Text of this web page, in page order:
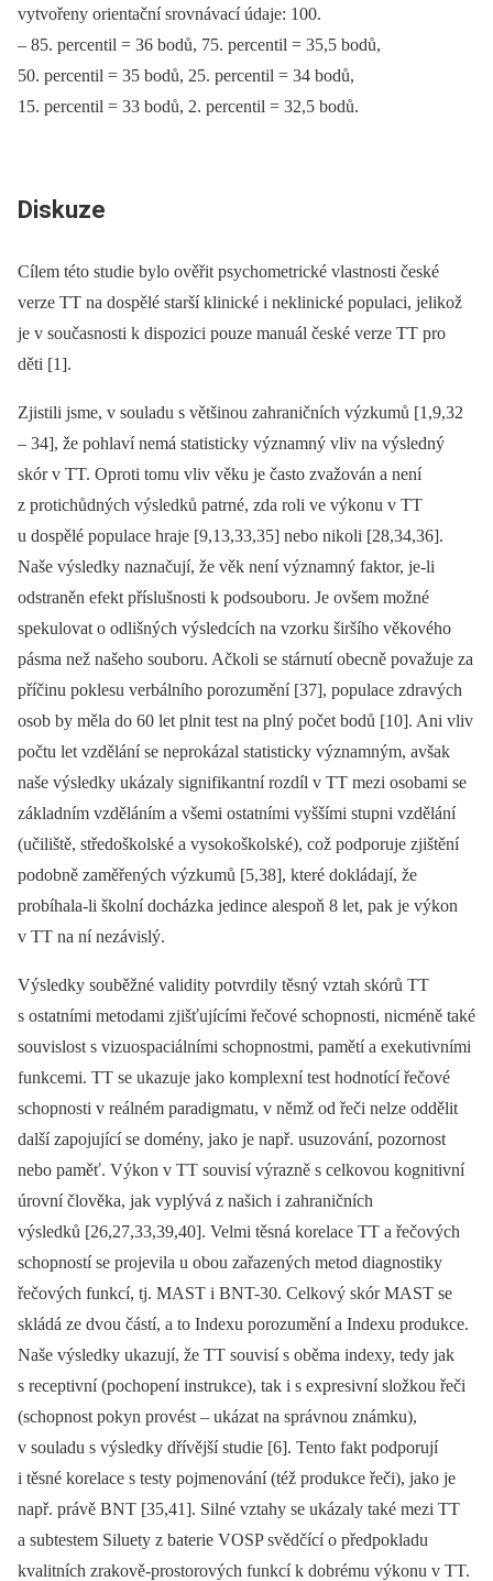
vytvořeny orientační srovnávací údaje: 100.
–⁠ 85. percentil = 36 bodů, 75. percentil = 35,5 bodů,
50. percentil = 35 bodů, 25. percentil = 34 bodů,
15. percentil = 33 bodů, 2. percentil = 32,5 bodů.
Diskuze
Cílem této studie bylo ověřit psychometrické vlastnosti české
verze TT na dospělé starší klinické i neklinické populaci, jelikož
je v současnosti k dispozici pouze manuál české verze TT pro
děti [1].
Zjistili jsme, v souladu s většinou zahraničních výzkumů [1,9,32
–⁠ 34], že pohlaví nemá statisticky významný vliv na výsledný
skór v TT. Oproti tomu vliv věku je často zvažován a není
z protichůdných výsledků patrné, zda roli ve výkonu v TT
u dospělé populace hraje [9,13,33,35] nebo nikoli [28,34,36].
Naše výsledky naznačují, že věk není významný faktor, je-li
odstraněn efekt příslušnosti k podsouboru. Je ovšem možné
spekulovat o odlišných výsledcích na vzorku širšího věkového
pásma než našeho souboru. Ačkoli se stárnutí obecně považuje za
příčinu poklesu verbálního porozumění [37], populace zdravých
osob by měla do 60 let plnit test na plný počet bodů [10]. Ani vliv
počtu let vzdělání se neprokázal statisticky významným, avšak
naše výsledky ukázaly signifikantní rozdíl v TT mezi osobami se
základním vzděláním a všemi ostatními vyššími stupni vzdělání
(učiliště, středoškolské a vysokoškolské), což podporuje zjištění
podobně zaměřených výzkumů [5,38], které dokládají, že
probíhala-li školní docházka jedince alespoň 8 let, pak je výkon
v TT na ní nezávislý.
Výsledky souběžné validity potvrdily těsný vztah skórů TT
s ostatními metodami zjišťujícími řečové schopnosti, nicméně také
souvislost s vizuospaciálními schopnostmi, pamětí a exekutivními
funkcemi. TT se ukazuje jako komplexní test hodnotící řečové
schopnosti v reálném paradigmatu, v němž od řeči nelze oddělit
další zapojující se domény, jako je např. usuzování, pozornost
nebo paměť. Výkon v TT souvisí výrazně s celkovou kognitivní
úrovní člověka, jak vyplývá z našich i zahraničních
výsledků [26,27,33,39,40]. Velmi těsná korelace TT a řečových
schopností se projevila u obou zařazených metod diagnostiky
řečových funkcí, tj. MAST i BNT-30. Celkový skór MAST se
skládá ze dvou částí, a to Indexu porozumění a Indexu produkce.
Naše výsledky ukazují, že TT souvisí s oběma indexy, tedy jak
s receptivní (pochopení instrukce), tak i s expresivní složkou řeči
(schopnost pokyn provést –⁠ ukázat na správnou známku),
v souladu s výsledky dřívější studie [6]. Tento fakt podporují
i těsné korelace s testy pojmenování (též produkce řeči), jako je
např. právě BNT [35,41]. Silné vztahy se ukázaly také mezi TT
a subtestem Siluety z baterie VOSP svědčící o předpokladu
kvalitních zrakově-prostorových funkcí k dobrému výkonu v TT.